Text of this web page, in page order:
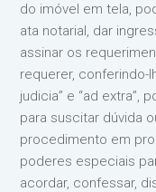
do imóvel em tela,
ata notarial, dar
assinar os
requerer, conferindo-
judicia” e “ad extra”,
para suscitar dúvida
procedimento em
poderes especiais
acordar, confessar,